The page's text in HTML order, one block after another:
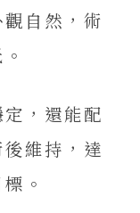
自然，術
，還能配
維持，達
。